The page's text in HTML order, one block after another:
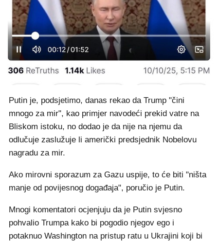
Putin je, podsjetimo, danas rekao da Trump "čini
mnogo za mir", kao primjer navodeći prekid vatre na
Bliskom istoku, no dodao je da nije na njemu da
odlučuje zaslužuje li američki predsjednik Nobelovu
nagradu za mir.
Ako mirovni sporazum za Gazu uspije, to će biti "ništa
manje od povijesnog događaja", poručio je Putin.
Mnogi komentatori ocjenjuju da je Putin svjesno
pohvalio Trumpa kako bi pogodio njegov ego i
potaknuo Washington na pristup ratu u Ukrajini koji bi